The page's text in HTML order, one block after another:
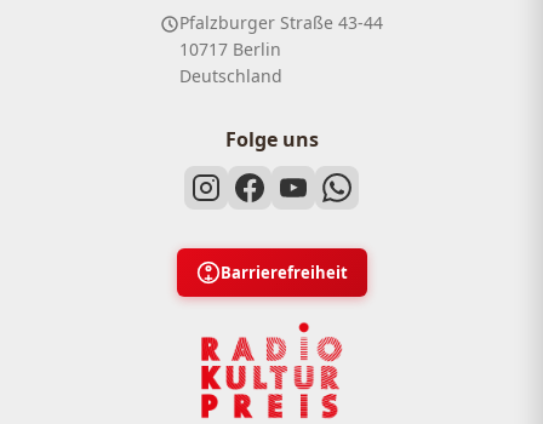
Pfalzburger Straße 43-44
10717 Berlin
Deutschland
Folge uns
Barrierefreiheit